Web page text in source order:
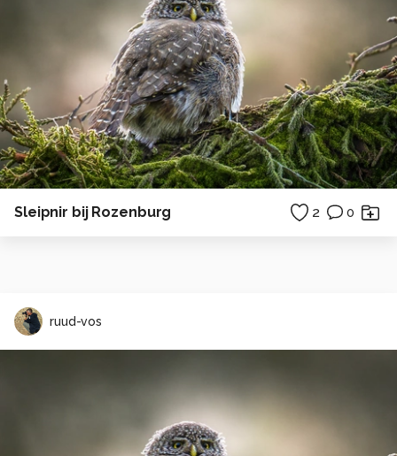
Sleipnir bij Rozenburg 2 0
ruud-vos